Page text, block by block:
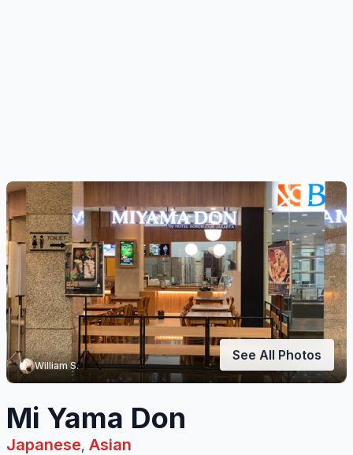
William S.
See All Photos
Mi Yama Don
Japanese, Asian